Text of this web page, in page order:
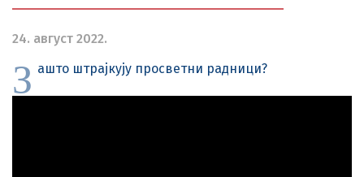
24. август 2022.
З ашто штрајкују просветни радници?